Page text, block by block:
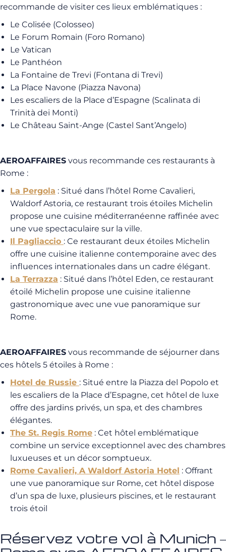
recommande de visiter ces lieux emblématiques :
Le Colisée (Colosseo)
Le Forum Romain (Foro Romano)
Le Vatican
Le Panthéon
La Fontaine de Trevi (Fontana di Trevi)
La Place Navone (Piazza Navona)
Les escaliers de la Place d’Espagne (Scalinata di
Trinità dei Monti)
Le Château Saint-Ange (Castel Sant’Angelo)
AEROAFFAIRES vous recommande ces restaurants à
Rome :
La Pergola : Situé dans l’hôtel Rome Cavalieri,
Waldorf Astoria, ce restaurant trois étoiles Michelin
propose une cuisine méditerranéenne raffinée avec
une vue spectaculaire sur la ville.
Il Pagliaccio : Ce restaurant deux étoiles Michelin
offre une cuisine italienne contemporaine avec des
influences internationales dans un cadre élégant.
La Terrazza : Situé dans l’hôtel Eden, ce restaurant
étoilé Michelin propose une cuisine italienne
gastronomique avec une vue panoramique sur
Rome.
AEROAFFAIRES vous recommande de séjourner dans
ces hôtels 5 étoiles à Rome :
Hotel de Russie : Situé entre la Piazza del Popolo et
les escaliers de la Place d’Espagne, cet hôtel de luxe
offre des jardins privés, un spa, et des chambres
élégantes.
The St. Regis Rome : Cet hôtel emblématique
combine un service exceptionnel avec des chambres
luxueuses et un décor somptueux.
Rome Cavalieri, A Waldorf Astoria Hotel : Offrant
une vue panoramique sur Rome, cet hôtel dispose
d’un spa de luxe, plusieurs piscines, et le restaurant
trois étoil
Réservez votre vol à Munich –